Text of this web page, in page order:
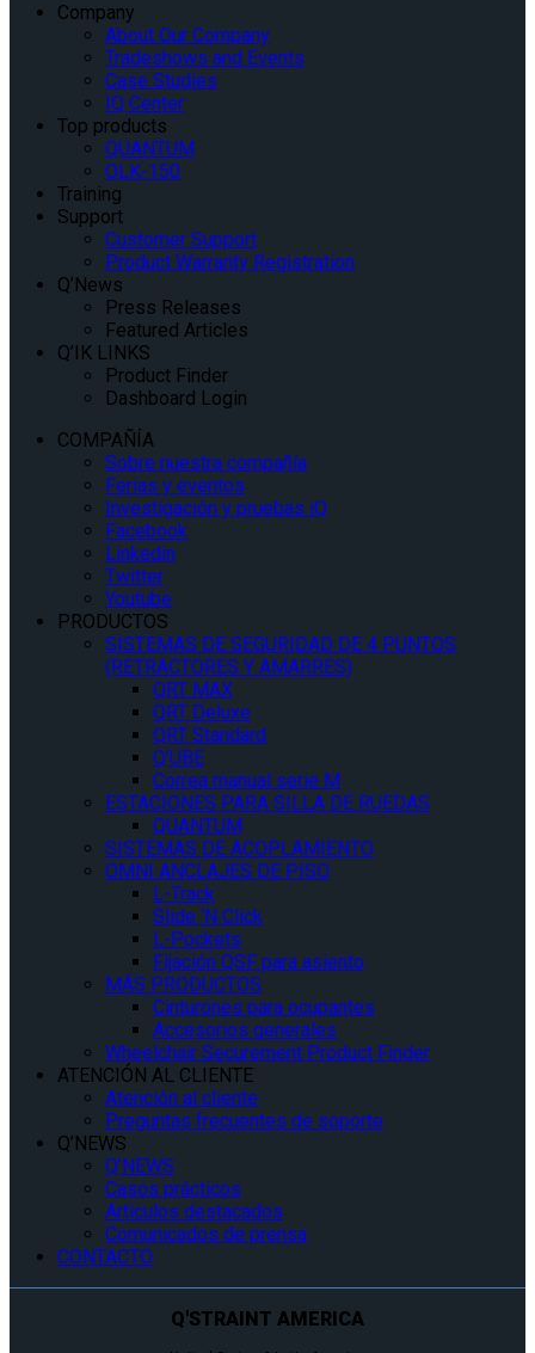
Company
About Our Company
Tradeshows and Events
Case Studies
IQ Center
Top products
QUANTUM
QLK-150
Training
Support
Customer Support
Product Warranty Registration
Q’News
Press Releases
Featured Articles
Q’IK LINKS
Product Finder
Dashboard Login
COMPAÑÍA
Sobre nuestra compañía
Ferias y eventos
Investigación y pruebas iQ
Facebook
Linkedin
Twitter
Youtube
PRODUCTOS
SISTEMAS DE SEGURIDAD DE 4 PUNTOS
(RETRACTORES Y AMARRES)
QRT MAX
QRT Deluxe
QRT Standard
Q’UBE
Correa manual serie M
ESTACIONES PARA SILLA DE RUEDAS
QUANTUM
SISTEMAS DE ACOPLAMIENTO
OMNI ANCLAJES DE PISO
L-Track
Slide ‘N Click
L-Pockets
Fijación QSF para asiento
MÁS PRODUCTOS
Cinturones para ocupantes
Accesorios generales
Wheelchair Securement Product Finder
ATENCIÓN AL CLIENTE
Atención al cliente
Preguntas frecuentes de soporte
Q’NEWS
Q’NEWS
Casos prácticos
Artículos destacados
Comunicados de prensa
CONTACTO
Q'STRAINT AMERICA